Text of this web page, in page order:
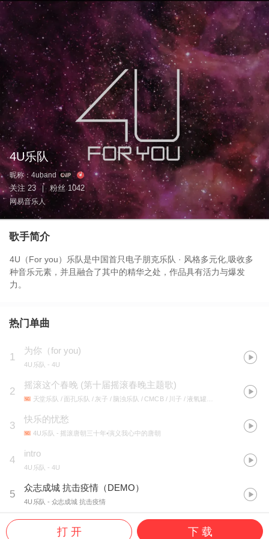
4U乐队
昵称： 4uband
关注 23 粉丝 1042
网易音乐人
歌手简介
4U（For you）乐队是中国首只电子朋克乐队 · 风格多元化,吸收多
种音乐元素，并且融合了其中的精华之处，作品具有活力与爆发
力。
热门单曲
1
为你（for you)
4U乐队 - 4U
2
摇滚这个春晚 (第十届摇滚春晚主题歌)
天堂乐队 / 面孔乐队 / 灰子 / 脑浊乐队 / CMCB / 川子 / 液氧罐头 / 张峻 / 瘢痕体质乐队 / OOC控制之外 / 魔金石乐队 / 4U乐队 / DJ TATTOO
3
快乐的忧愁
4U乐队 - 摇滚唐朝三十年•演义我心中的唐朝
4
intro
4U乐队 - 4U
5
众志成城 抗击疫情（DEMO）
4U乐队 - 众志成城 抗击疫情
打 开 下 载